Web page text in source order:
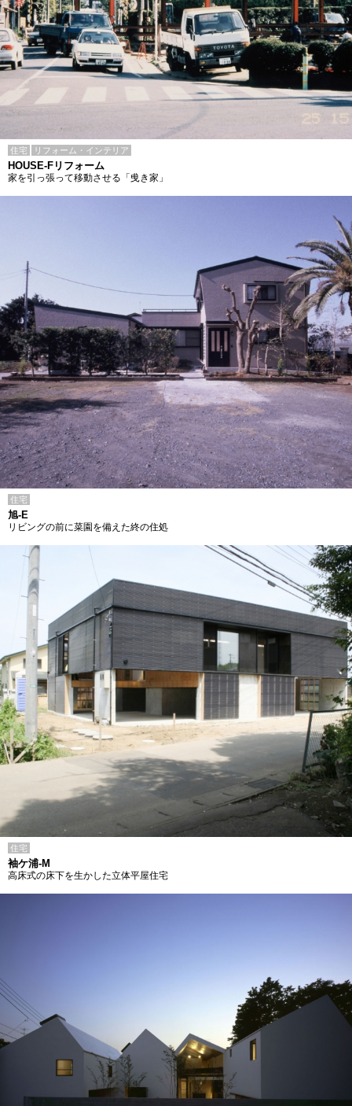
住宅 リフォーム・インテリア
HOUSE-Fリフォーム
家を引っ張って移動させる「曵き家」
住宅
旭-E
リビングの前に菜園を備えた終の住処
住宅
袖ケ浦-M
高床式の床下を生かした立体平屋住宅